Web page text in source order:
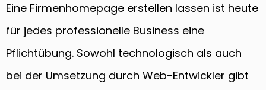
Eine Firmenhomepage erstellen lassen ist heute
für jedes professionelle Business eine
Pflichtübung. Sowohl technologisch als auch
bei der Umsetzung durch Web-Entwickler gibt